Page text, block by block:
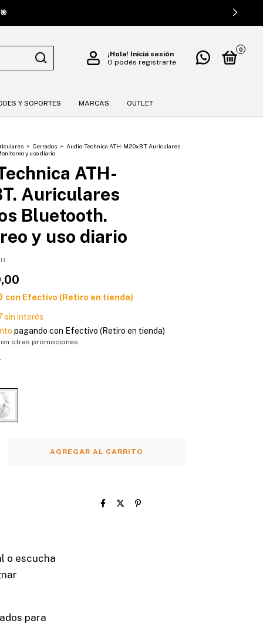
¡Hola! Iniciá sesión
O podés registrarte
0
Y SOPORTES MARCAS OUTLET
> Cerrados > Audio-Technica ATH-M20xBT. Auriculares
y uso diario
ATH-
Auriculares
Bluetooth.
y uso diario
con Efectivo (Retiro en tienda)
sin interés
pagando con Efectivo (Retiro en tienda)
otras promociones
o escucha
para